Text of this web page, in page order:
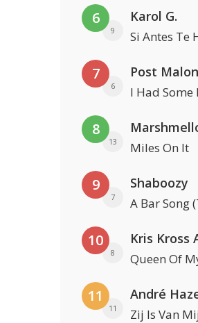
6
9
Karol G.
Si Antes Te
7
6
Post
I Had Some
8
13 Miles On It
9
7
Shaboozy
A Bar Song
10
8
Kris Kross
Queen Of
11
11
André
Zij Is Van